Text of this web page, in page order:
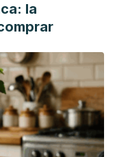
la